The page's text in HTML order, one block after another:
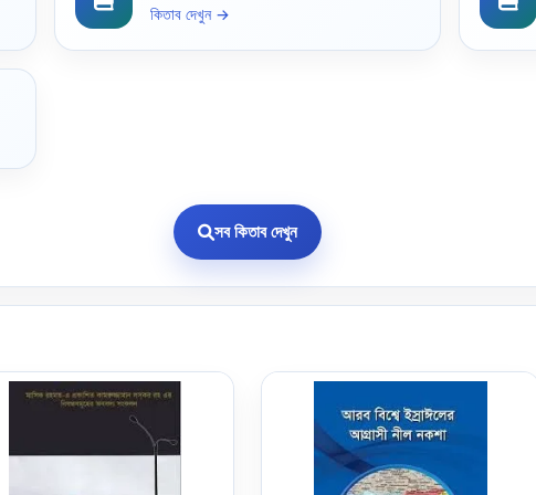
কিতাব দেখুন →
সব কিতাব দেখুন